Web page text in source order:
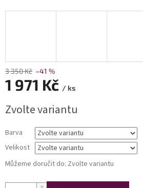
3 350 Kč –41 %
1 971 Kč / ks
cena:
Zvolte variantu
Barva
Velikost
Můžeme doručit do: Zvolte variantu